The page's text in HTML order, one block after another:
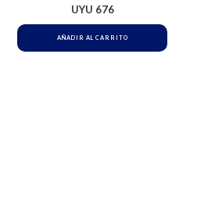
UYU 676
AÑADIR AL CARRITO